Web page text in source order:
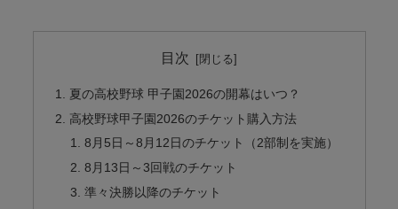
目次
夏の高校野球 甲子園2026の開幕はいつ？
高校野球甲子園2026のチケット購入方法
8月5日～8月12日のチケット（2部制を実施）
8月13日～3回戦のチケット
準々決勝以降のチケット